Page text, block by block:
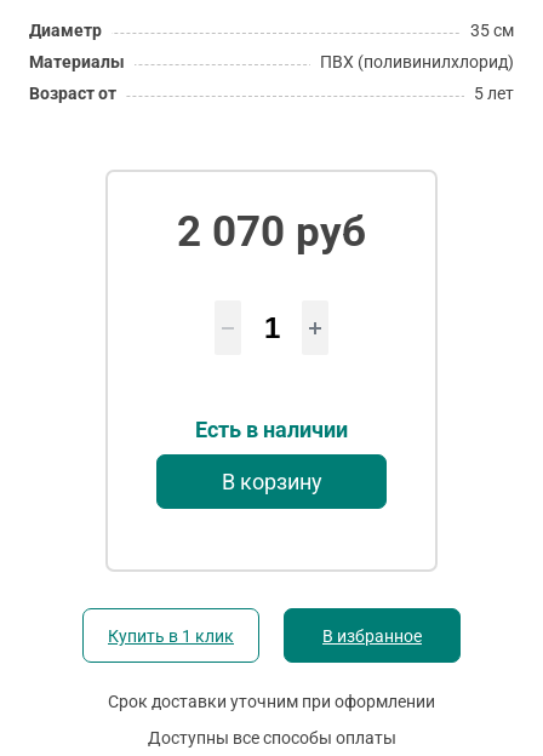
Диаметр
35 см
Материалы
ПВХ (поливинилхлорид)
Возраст от
5 лет
2 070 руб
Есть в наличии
В корзину
Купить в 1 клик В избранное
Срок доставки уточним при оформлении
Доступны все способы оплаты